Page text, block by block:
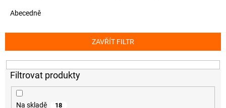
p
r
o
Abecedně
ZAVŘÍT FILTR
Na skladě 18